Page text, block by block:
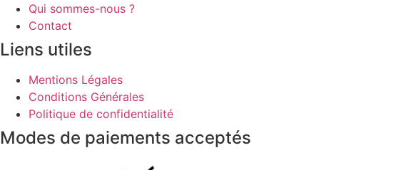
Qui sommes-nous ?
Contact
Liens utiles
Mentions Légales
Conditions Générales
Politique de confidentialité
Modes de paiements acceptés